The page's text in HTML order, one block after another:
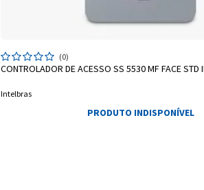
(0)
CONTROLADOR DE ACESSO SS 5530 MF FACE
Intelbras
PRODUTO INDISPONÍVEL